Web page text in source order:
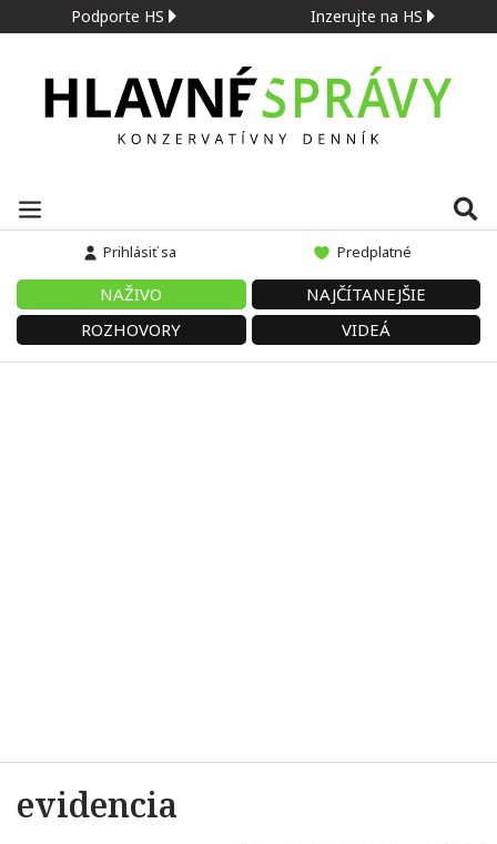
Podporte HS Inzerujte na HS
Prihlásiť sa Predplatné
NAŽIVO
NAJČÍTANEJŠIE
ROZHOVORY
VIDEÁ
evidencia